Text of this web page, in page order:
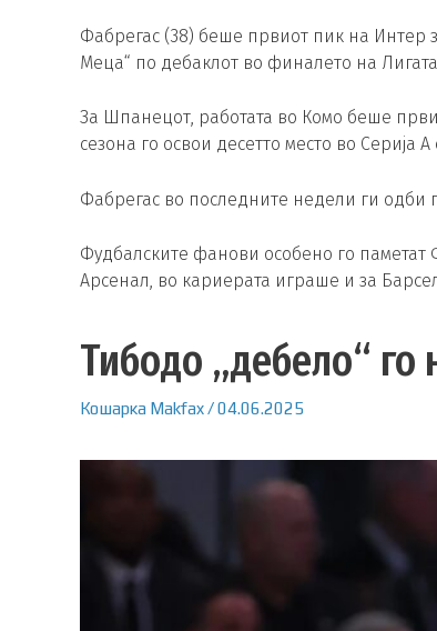
Фабрегас (38) беше првиот пик на Интер
Меца“ по дебаклот во финалето на
За Шпанецот, работата во Комо беше
сезона го освои десетто место во Серија
Фабрегас во последните недели ги одби
Фудбалските фанови особено го паметат
Арсенал, во кариерата играше и за
Тибодо „дебело“ го
Кошарка Makfax/04.06.2025